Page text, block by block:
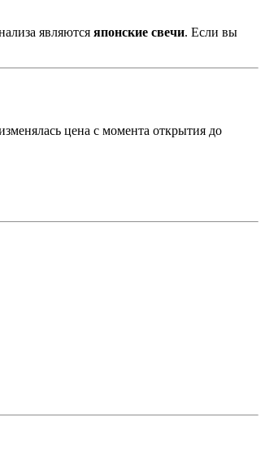
являются японские свечи. Если вы
цена с момента открытия до